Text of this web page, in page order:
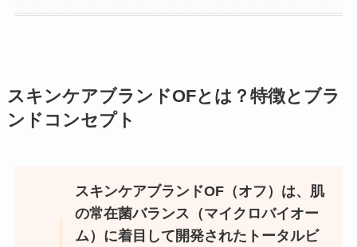
スキンケアブランドOFとは？特徴とブラ
ンドコンセプト
スキンケアブランドOF（オフ）は、肌
の常在菌バランス（マイクロバイオー
ム）に着目して開発されたトータルビ